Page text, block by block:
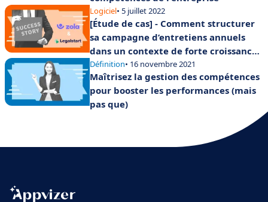
Logiciel• 5 juillet 2022
[Étude de cas] - Comment structurer
sa campagne d’entretiens annuels
dans un contexte de forte croissance
?
Définition• 16 novembre 2021
Maîtrisez la gestion des compétences
pour booster les performances (mais
pas que)